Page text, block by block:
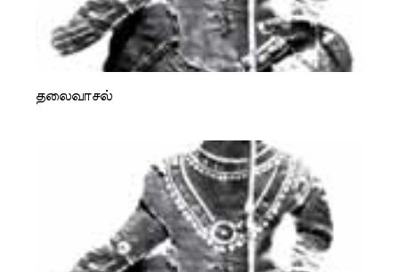
தலைவாசல்